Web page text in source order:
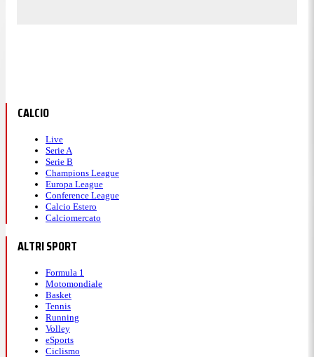
CALCIO
Live
Serie A
Serie B
Champions League
Europa League
Conference League
Calcio Estero
Calciomercato
ALTRI SPORT
Formula 1
Motomondiale
Basket
Tennis
Running
Volley
eSports
Ciclismo